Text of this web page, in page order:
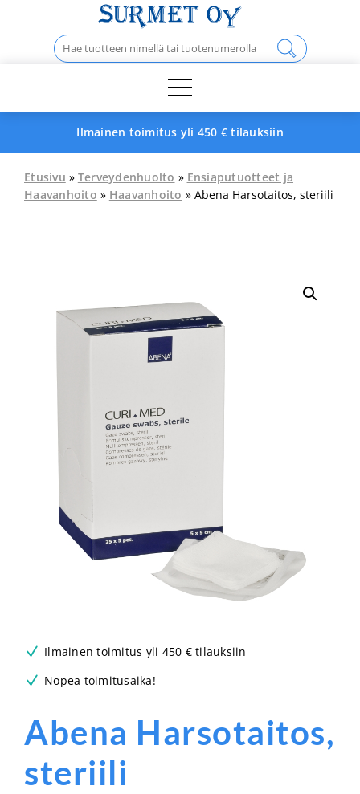
Haku:
Ilmainen toimitus yli 450 € tilauksiin
Etusivu » Terveydenhuolto » Ensiaputuotteet ja
Haavanhoito » Haavanhoito » Abena Harsotaitos, steriili
Ilmainen toimitus yli 450 € tilauksiin
Nopea toimitusaika!
Abena Harsotaitos,
steriili